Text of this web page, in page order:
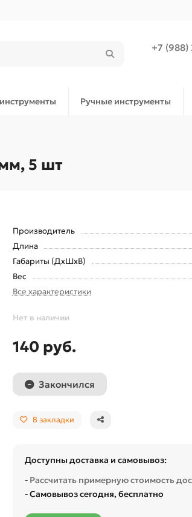
+7 (988)
Ручные инструменты
5 шт
Производитель
Длина
Габариты (ДхШхВ)
Вес
Все характеристики
Нет в наличии
140 руб.
Закончился
В закладки
Доступны доставка и самовывоз:
- Рассчитать примерную стоимость
- Самовывоз сегодня, бесплатно